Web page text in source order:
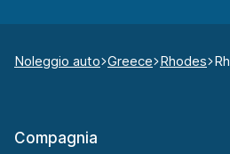
Noleggio auto Greece Rhodes
Compagnia